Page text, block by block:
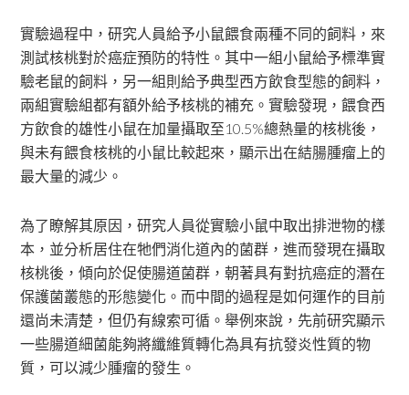
實驗過程中，研究人員給予小鼠餵食兩種不同的飼料，來
測試核桃對於癌症預防的特性。其中一組小鼠給予標準實
驗老鼠的飼料，另一組則給予典型西方飲食型態的飼料，
兩組實驗組都有額外給予核桃的補充。實驗發現，餵食西
方飲食的雄性小鼠在加量攝取至10.5%總熱量的核桃後，
與未有餵食核桃的小鼠比較起來，顯示出在結腸腫瘤上的
最大量的減少。
為了瞭解其原因，研究人員從實驗小鼠中取出排泄物的樣
本，並分析居住在牠們消化道內的菌群，進而發現在攝取
核桃後，傾向於促使腸道菌群，朝著具有對抗癌症的潛在
保護菌叢態的形態變化。而中間的過程是如何運作的目前
還尚未清楚，但仍有線索可循。舉例來說，先前研究顯示
一些腸道細菌能夠將纖維質轉化為具有抗發炎性質的物
質，可以減少腫瘤的發生。